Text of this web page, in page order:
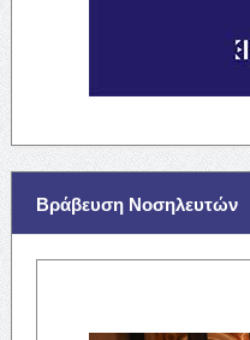
Βράβευση Νοσηλευτών